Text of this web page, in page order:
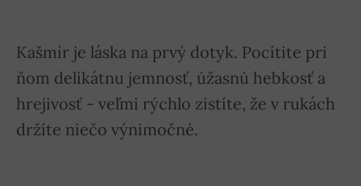
Kašmír je láska na prvý dotyk. Pocítite pri
ňom delikátnu jemnosť, úžasnú hebkosť a
hrejivosť - veľmi rýchlo zistíte, že v rukách
držíte niečo výnimočné.